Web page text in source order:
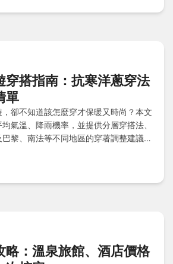
穿搭指南：抗寒洋蔥穿法
單
卻不知道該怎麼穿才保暖又時尚？本文
氣溫、降雨機率，並提供分層穿搭法、
黎、南法等不同地區的穿著調整建議，
略：溫泉旅館、酒店價格